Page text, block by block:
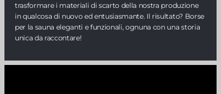
trasformare i materiali di scarto della nostra produzione
in qualcosa di nuovo ed entusiasmante. Il risultato? Borse
per la sauna eleganti e funzionali, ognuna con una storia
unica da raccontare!